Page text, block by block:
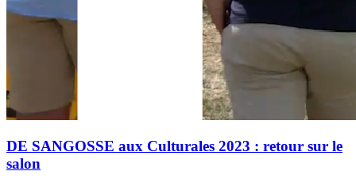
DE SANGOSSE aux Culturales 2023 : retour sur le
salon